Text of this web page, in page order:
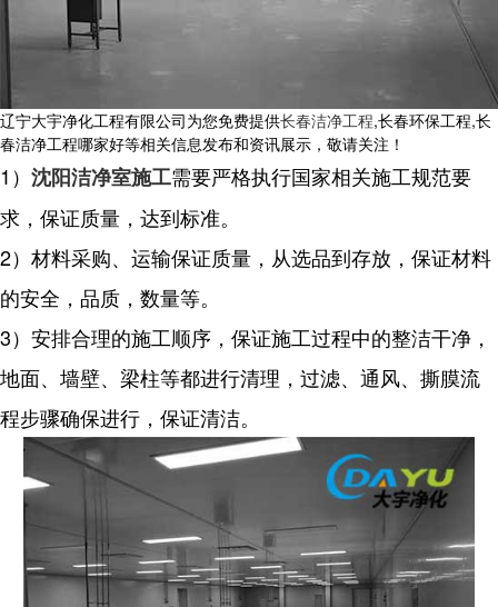
辽宁大宇净化工程有限公司为您免费提供长春洁净工程,长春环保工程,长
春洁净工程哪家好等相关信息发布和资讯展示，敬请关注！
1） 沈阳洁净室施工需要严格执行国家相关施工规范要
求，保证质量，达到标准。
2）材料采购、运输保证质量，从选品到存放，保证材料
的安全，品质，数量等。
3）安排合理的施工顺序，保证施工过程中的整洁干净，
地面、墙壁、梁柱等都进行清理，过滤、通风、撕膜流
程步骤确保进行，保证清洁。